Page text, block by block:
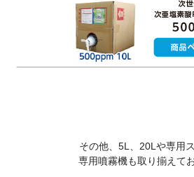
その他、5L、20Lや専用ス
専用噴霧機も取り揃えて